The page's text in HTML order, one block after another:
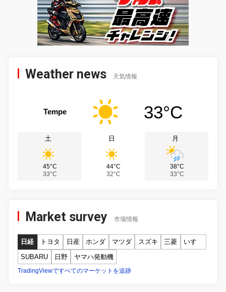
Weather news 天気情報
Tempe 33°C
土
45°C
33°C
日
44°C
32°C
月
38°C
33°C
Market survey 市場情報
日経 トヨタ 日産 ホンダ マツダ スズキ 三菱
いすゞ
SUBARU
日野 ヤマハ発動機
TradingViewですべてのマーケットを追跡